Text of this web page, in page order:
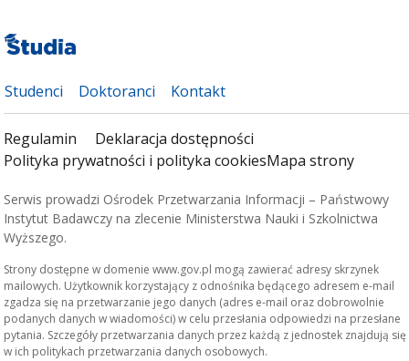
Studenci Doktoranci Kontakt
Regulamin
Deklaracja dostępności
Polityka prywatności i polityka cookiesMapa strony
Serwis prowadzi Ośrodek Przetwarzania Informacji – Państwowy
Instytut Badawczy na zlecenie Ministerstwa Nauki i Szkolnictwa
Wyższego.
Strony dostępne w domenie www.gov.pl mogą zawierać adresy skrzynek
mailowych. Użytkownik korzystający z odnośnika będącego adresem e-mail
zgadza się na przetwarzanie jego danych (adres e-mail oraz dobrowolnie
podanych danych w wiadomości) w celu przesłania odpowiedzi na przesłane
pytania. Szczegóły przetwarzania danych przez każdą z jednostek znajdują się
w ich politykach przetwarzania danych osobowych.